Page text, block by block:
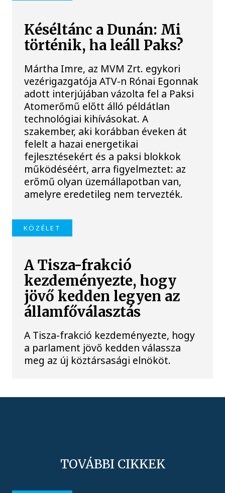
Késéltánc a Dunán: Mi
történik, ha leáll Paks?
Mártha Imre, az MVM Zrt. egykori
vezérigazgatója ATV-n Rónai Egonnak
adott interjújában vázolta fel a Paksi
Atomerőmű előtt álló példátlan
technológiai kihívásokat. A
szakember, aki korábban éveken át
felelt a hazai energetikai
fejlesztésekért és a paksi blokkok
működéséért, arra figyelmeztet: az
erőmű olyan üzemállapotban van,
amelyre eredetileg nem tervezték.
KÖZÉLET
A Tisza-frakció
kezdeményezte, hogy
jövő kedden legyen az
államfőválasztás
A Tisza-frakció kezdeményezte, hogy
a parlament jövő kedden válassza
meg az új köztársasági elnököt.
TOVÁBBI CIKKEK